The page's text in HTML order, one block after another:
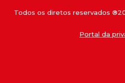
Todos os diretos reservados ®
Portal da